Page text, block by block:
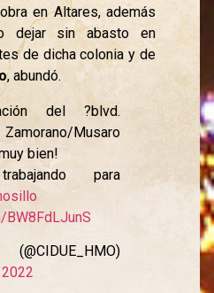
en Altares, además
dejar sin abasto en
de dicha colonia y de
, abundó.
del ?blvd.
Musaro
bien!
para